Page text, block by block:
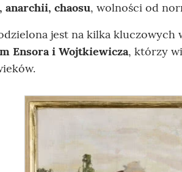
anarchii, chaosu, wolności od
jest na kilka kluczowych
Ensora i Wojtkiewicza, którzy